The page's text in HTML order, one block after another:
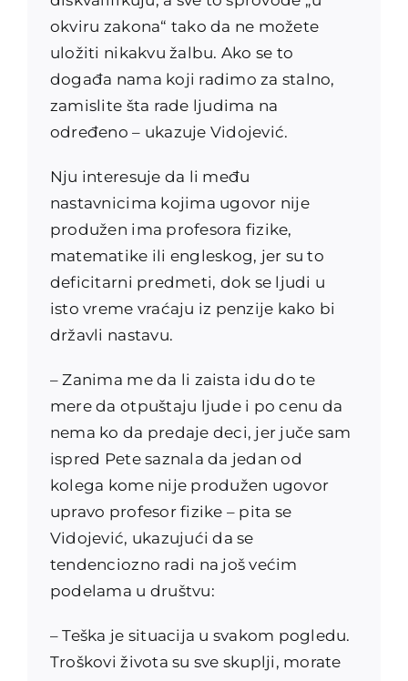
okviru zakona“ tako da ne možete
uložiti nikakvu žalbu. Ako se to
događa nama koji radimo za stalno,
zamislite šta rade ljudima na
određeno – ukazuje Vidojević.
Nju interesuje da li među
nastavnicima kojima ugovor nije
produžen ima profesora fizike,
matematike ili engleskog, jer su to
deficitarni predmeti, dok se ljudi u
isto vreme vraćaju iz penzije kako bi
državli nastavu.
– Zanima me da li zaista idu do te
mere da otpuštaju ljude i po cenu da
nema ko da predaje deci, jer juče sam
ispred Pete saznala da jedan od
kolega kome nije produžen ugovor
upravo profesor fizike – pita se
Vidojević, ukazujući da se
tendenciozno radi na još većim
podelama u društvu:
– Teška je situacija u svakom pogledu.
Troškovi života su sve skuplji, morate